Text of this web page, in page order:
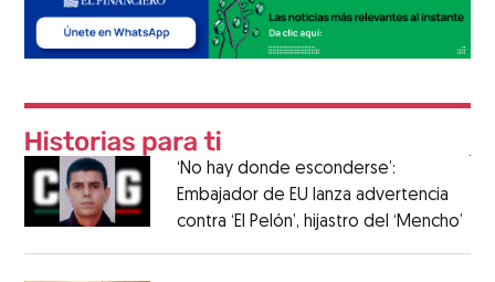
‘No hay donde esconderse’:
Embajador de EU lanza advertencia
contra ‘El Pelón’, hijastro del ‘Mencho’